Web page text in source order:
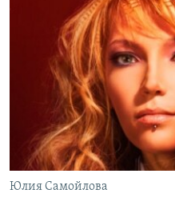
ТЕЛЕПРОЕКТ КРЫМ.РЕАЛИИ
СОВЕТЫ ПРАВОЗАЩИТНИКОВ
ПРОПАВШИЕ БЕЗ ВЕСТИ
ПОБЕДИТЕЛЕЙ НЕ СУДЯТ?
КРЫМ.НЕПОКОРЕННЫЙ
ELIFBE
УКРАИНСКАЯ ПРОБЛЕМА КРЫМА
Українською
Qırımtatar
ПРИСОЕДИНЯЙТЕСЬ!
Юлия Самойлова